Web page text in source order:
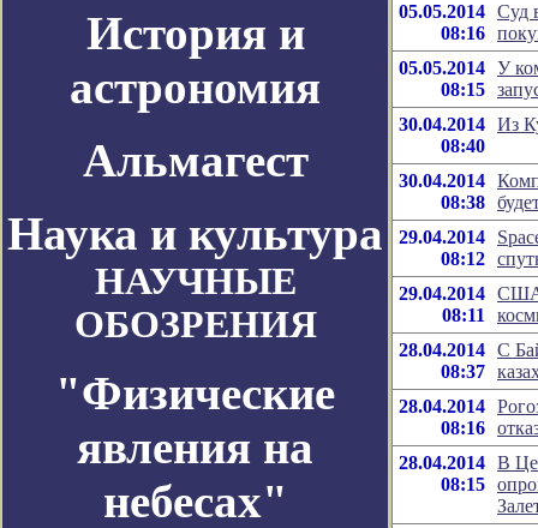
История и
астрономия
Альмагест
Наука и культура
НАУЧНЫЕ
ОБОЗРЕНИЯ
"Физические
явления на
небесах"
05.05.2014
08:16
Суд
05.05.2014
08:15
У
30.04.2014
08:40
Из
30.04.2014
08:38
29.04.2014
08:12
29.04.2014
08:11
США
28.04.2014
08:37
С
28.04.2014
08:16
28.04.2014
08:15
В